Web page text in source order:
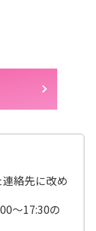
絡先に改め
～17:30の